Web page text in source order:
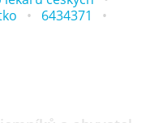
6434371